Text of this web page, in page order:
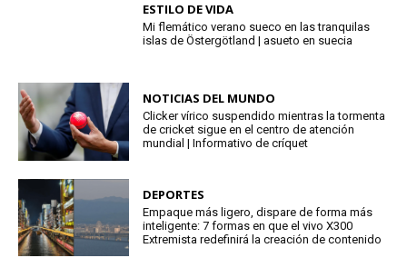
ESTILO DE VIDA
Mi flemático verano sueco en las tranquilas
islas de Östergötland | asueto en suecia
NOTICIAS DEL MUNDO
Clicker vírico suspendido mientras la tormenta
de cricket sigue en el centro de atención
mundial | Informativo de críquet
DEPORTES
Empaque más ligero, dispare de forma más
inteligente: 7 formas en que el vivo X300
Extremista redefinirá la creación de contenido